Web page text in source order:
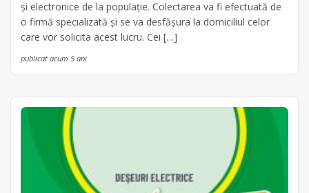
și electronice de la populație. Colectarea va fi efectuată de
o firmă specializată și se va desfășura la domiciliul celor
care vor solicita acest lucru. Cei […]
publicat acum 5 ani